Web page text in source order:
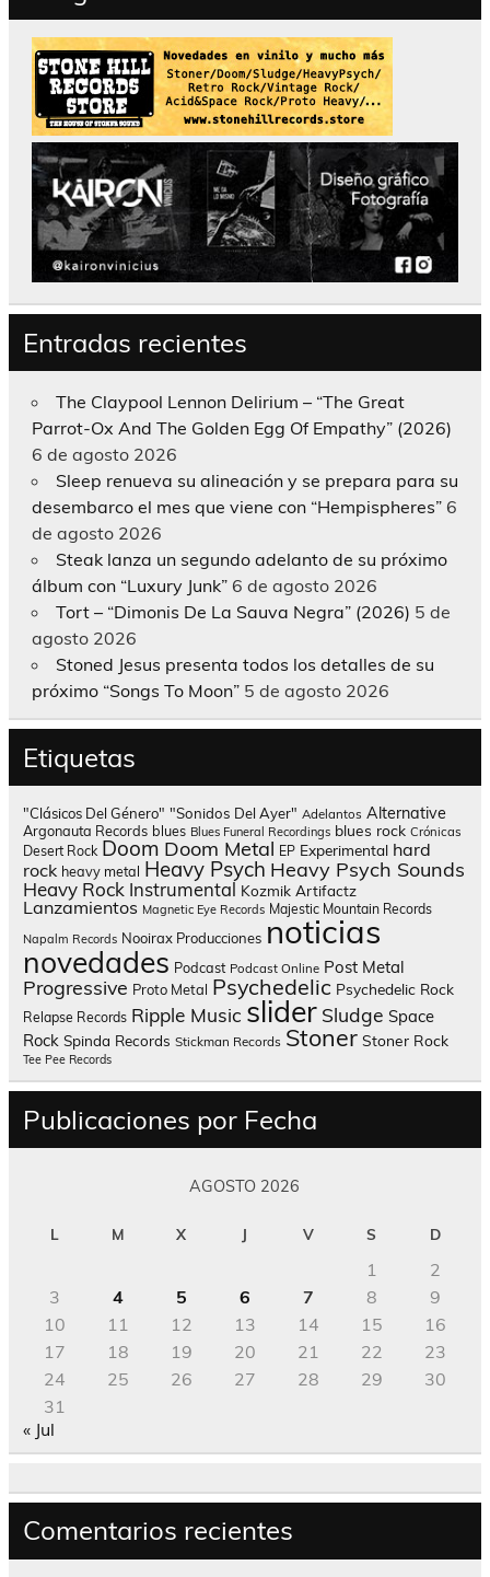
Entradas recientes
The Claypool Lennon Delirium – “The Great
Parrot-Ox And The Golden Egg Of Empathy” (2026)
6 de agosto 2026
Sleep renueva su alineación y se prepara para su
desembarco el mes que viene con “Hempispheres” 6
de agosto 2026
Steak lanza un segundo adelanto de su próximo
álbum con “Luxury Junk” 6 de agosto 2026
Tort – “Dimonis De La Sauva Negra” (2026) 5 de
agosto 2026
Stoned Jesus presenta todos los detalles de su
próximo “Songs To Moon” 5 de agosto 2026
Etiquetas
"Clásicos Del Género" "Sonidos Del Ayer" Adelantos Alternative
Argonauta Records blues Blues Funeral Recordings blues rock Crónicas
Desert Rock Doom Doom Metal EP Experimental hard
rock heavy metal Heavy Psych Heavy Psych Sounds
Heavy Rock Instrumental Kozmik Artifactz
Lanzamientos Magnetic Eye Records Majestic Mountain Records
Napalm Records Nooirax Producciones noticias
novedades Podcast Podcast Online Post Metal
Progressive Proto Metal Psychedelic Psychedelic Rock
Relapse Records Ripple Music slider Sludge Space
Rock Spinda Records Stickman Records Stoner Stoner Rock
Tee Pee Records
Publicaciones por Fecha
AGOSTO 2026
L M X J V S D
1
2
3
4 5 6 7 8
9
10
11 12 13 14 15
16
17
18 19 20 21 22
23
24
25 26 27 28 29
30
31
« Jul
Comentarios recientes